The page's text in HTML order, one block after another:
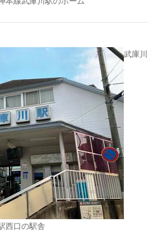
武庫川
西口の駅舎